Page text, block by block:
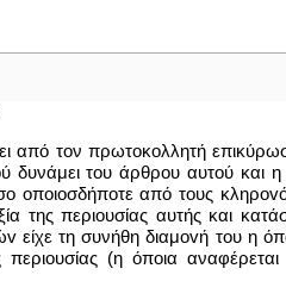
τον πρωτoκoλλητή
δυνάμει του άρθρου αυτού και
από τους
περιουσίας αυτής και
τη συνήθη διαμovή του η
(η όποια